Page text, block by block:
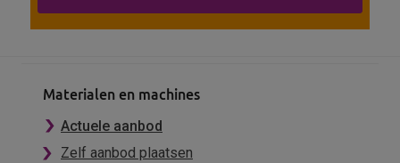
Materialen en machines
Actuele aanbod
Zelf aanbod plaatsen